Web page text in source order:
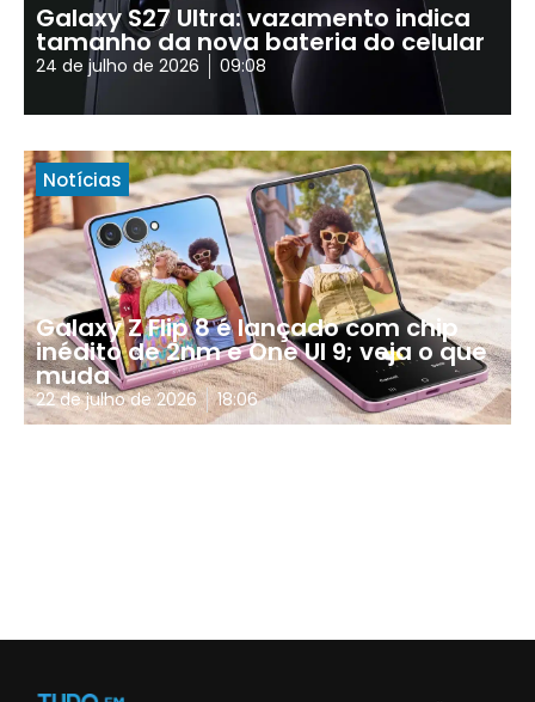
Galaxy S27 Ultra: vazamento indica
tamanho da nova bateria do celular
24 de julho de 2026 09:08
Notícias
Galaxy Z Flip 8 é lançado com chip
inédito de 2nm e One UI 9; veja o que
muda
22 de julho de 2026 18:06